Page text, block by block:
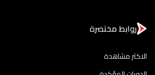
روابط مختصرة
الاكثر مشاهدة